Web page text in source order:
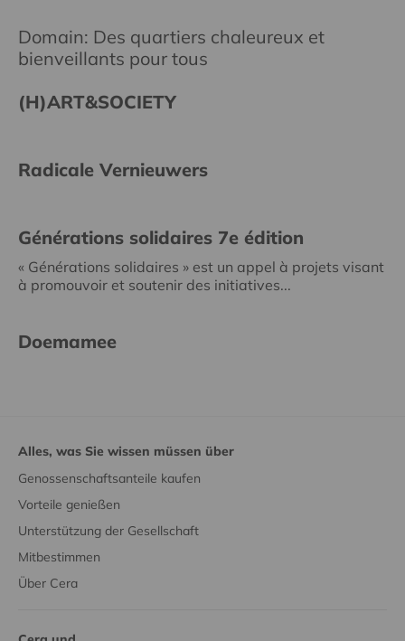
Domain: Des quartiers chaleureux et
bienveillants pour tous
(H)ART&SOCIETY
Radicale Vernieuwers
Générations solidaires 7e édition
« Générations solidaires » est un appel à projets visant
à promouvoir et soutenir des initiatives...
Doemamee
Alles, was Sie wissen müssen über
Genossenschaftsanteile kaufen
Vorteile genießen
Unterstützung der Gesellschaft
Mitbestimmen
Über Cera